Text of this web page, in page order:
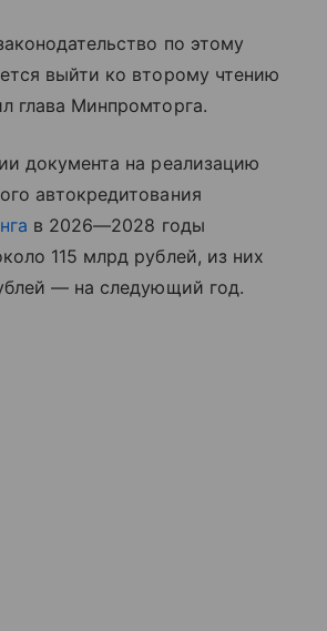
по этому
выйти ко второму чтению
глава Минпромторга.
документа на реализацию
автокредитования
в 2026—2028 годы
115 млрд рублей, из них
— на следующий год.